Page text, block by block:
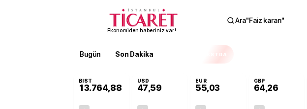
Ekonomiden haberiniz var!
Ara"Faiz kararı"
Bugün Son Dakika EKSTRA
BIST
13.764,88
USD
47,59
EUR
55,03
GBP
64,26